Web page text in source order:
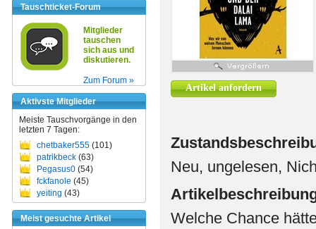
Tauschticket-Forum
Mitglieder
tauschen
sich aus und
diskutieren.
Zum Forum »
Aktivste Mitglieder
Meiste Tauschvorgänge in den
letzten 7 Tagen:
chetbaker555 (101)
patrikbeck (63)
Pegasus0 (54)
fckfanole (45)
yeiting (43)
Meist gesuchte Artikel
Artikel anfordern
Neu, ungelesen,
Welche Chance